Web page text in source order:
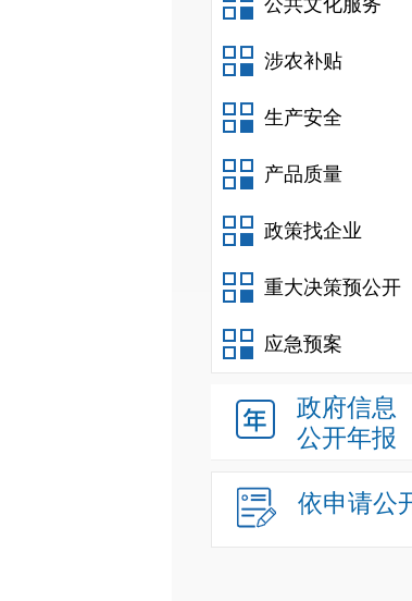
公共文化服务
涉农补贴
生产安全
产品质量
政策找企业
重大决策预公开
应急预案
政府信息
公开年报
依申请公